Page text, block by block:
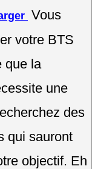
Vous
votre BTS
que la
une
des
qui sauront
objectif. Eh